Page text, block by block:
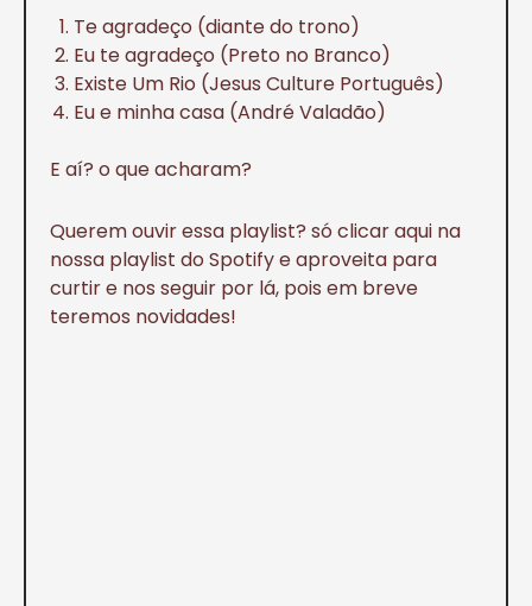
Te agradeço (diante do trono)
Eu te agradeço (Preto no Branco)
Existe Um Rio (Jesus Culture Português)
Eu e minha casa (André Valadão)
E aí? o que acharam?
Querem ouvir essa playlist? só clicar aqui na
nossa playlist do Spotify e aproveita para
curtir e nos seguir por lá, pois em breve
teremos novidades!